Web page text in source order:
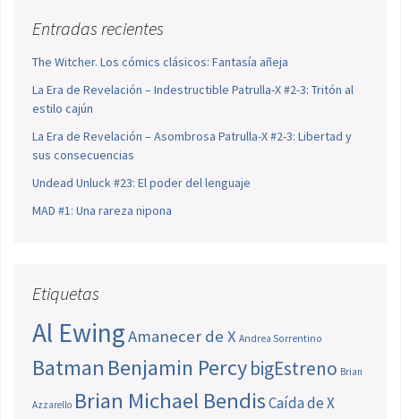
Entradas recientes
The Witcher. Los cómics clásicos: Fantasía añeja
La Era de Revelación – Indestructible Patrulla-X #2-3: Tritón al
estilo cajún
La Era de Revelación – Asombrosa Patrulla-X #2-3: Libertad y
sus consecuencias
Undead Unluck #23: El poder del lenguaje
MAD #1: Una rareza nipona
Etiquetas
Al EwingAmanecer de X Andrea Sorrentino
Batman Benjamin PercybigEstreno Brian
Azzarello Brian Michael BendisCaída de X